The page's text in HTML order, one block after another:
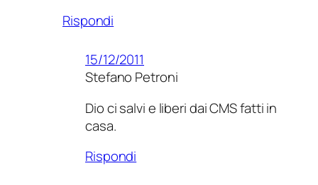
Rispondi
15/12/2011
Stefano Petroni
Dio ci salvi e liberi dai CMS fatti in
casa.
Rispondi